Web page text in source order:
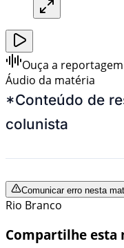
Ouça a reportagem
Áudio da matéria
*Conteúdo de
colunista
Comunicar erro nesta
Rio Branco
Compartilhe esta